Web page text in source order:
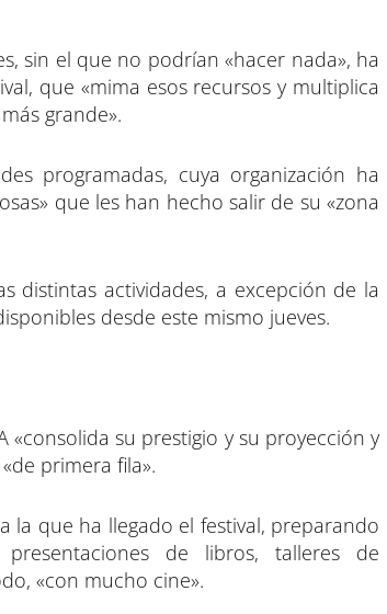
sin el que no podrían «hacer nada», ha
que «mima esos recursos y multiplica
grande».
programadas, cuya organización ha
que les han hecho salir de su «zona
distintas actividades, a excepción de la
desde este mismo jueves.
«consolida su prestigio y su proyección y
primera fila».
la que ha llegado el festival, preparando
de libros, talleres de
«con mucho cine».